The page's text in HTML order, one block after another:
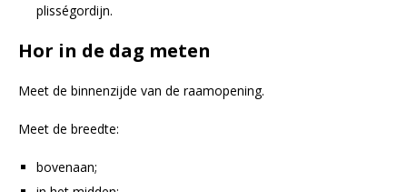
plisségordijn.
Hor in de dag meten
Meet de binnenzijde van de raamopening.
Meet de breedte:
bovenaan;